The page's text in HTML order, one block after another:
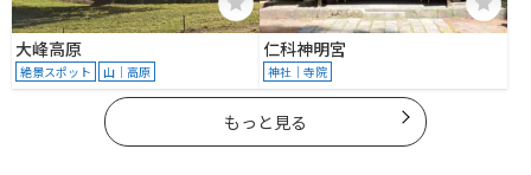
大峰高原
絶景スポット 山｜高原
仁科神明宮
神社｜寺院
もっと見る